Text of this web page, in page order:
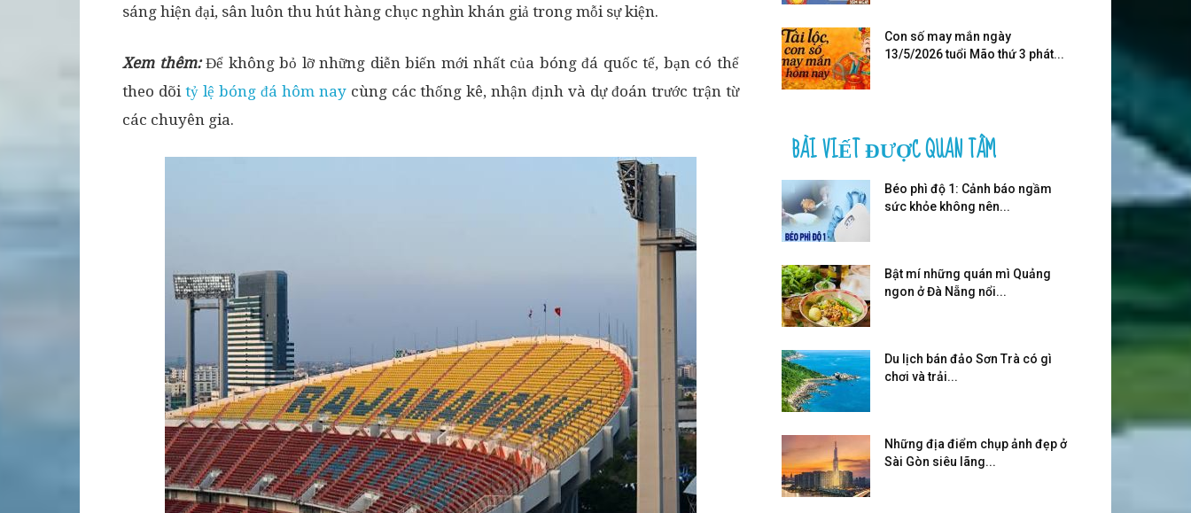
sáng hiện đại, sân luôn thu hút hàng chục nghìn khán giả trong mỗi sự kiện.
Xem thêm: Để không bỏ lỡ những diễn biến mới nhất của bóng đá quốc tế, bạn có thể
theo dõi tỷ lệ bóng đá hôm naycùng các thống kê, nhận định và dự đoán trước trận từ
các chuyên gia.
Con số may mắn ngày
13/5/2026 tuổi Mão thứ 3 phát...
BÀI VIẾT ĐƯỢC QUAN TÂM
Béo phì độ 1: Cảnh báo ngầm
sức khỏe không nên...
Bật mí những quán mì Quảng
ngon ở Đà Nẵng nổi...
Du lịch bán đảo Sơn Trà có gì
chơi và trải...
Những địa điểm chụp ảnh đẹp ở
Sài Gòn siêu lãng...